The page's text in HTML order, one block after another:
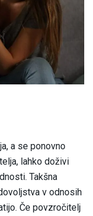
a se ponovno
lahko doživi
Takšna
v odnosih
Če povzročitelj